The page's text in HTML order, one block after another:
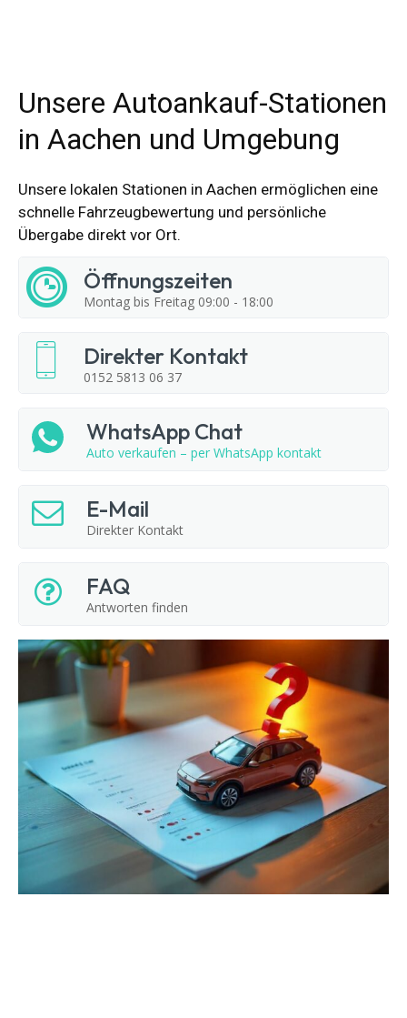
Unsere Autoankauf-Stationen
in Aachen und Umgebung
Unsere lokalen Stationen in Aachen ermöglichen eine
schnelle Fahrzeugbewertung und persönliche
Übergabe direkt vor Ort.
Öffnungszeiten
Montag bis Freitag 09:00 - 18:00
Direkter Kontakt
0152 5813 06 37
WhatsApp Chat
Auto verkaufen – per WhatsApp kontakt
E-Mail
Direkter Kontakt
FAQ
Antworten finden